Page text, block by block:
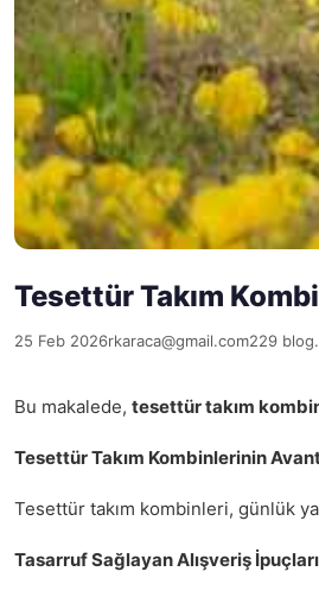
Tesettür Takım
25 Feb 2026rkaraca@gmail.com229
Bu makalede, tesettür takım
Tesettür Takım Kombinlerinin
Tesettür takım kombinleri, günlük
Tasarruf Sağlayan Alışveriş İpuçları